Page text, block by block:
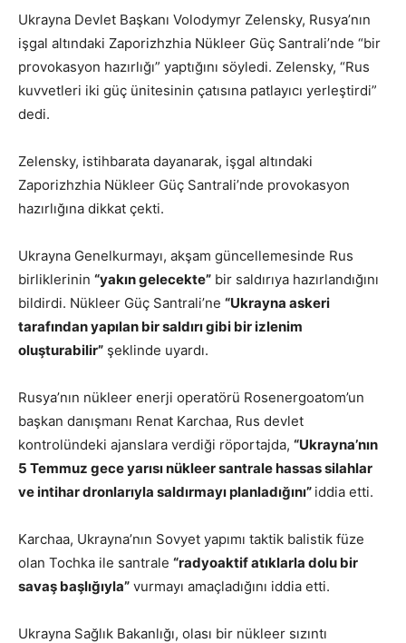
Ukrayna Devlet Başkanı Volodymyr Zelensky, Rusya’nın
işgal altındaki Zaporizhzhia Nükleer Güç Santrali’nde “bir
provokasyon hazırlığı” yaptığını söyledi. Zelensky, “Rus
kuvvetleri iki güç ünitesinin çatısına patlayıcı yerleştirdi”
dedi.
Zelensky, istihbarata dayanarak, işgal altındaki
Zaporizhzhia Nükleer Güç Santrali’nde provokasyon
hazırlığına dikkat çekti.
Ukrayna Genelkurmayı, akşam güncellemesinde Rus
birliklerinin “yakın gelecekte” bir saldırıya hazırlandığını
bildirdi. Nükleer Güç Santrali’ne “Ukrayna askeri
tarafından yapılan bir saldırı gibi bir izlenim
oluşturabilir” şeklinde uyardı.
Rusya’nın nükleer enerji operatörü Rosenergoatom’un
başkan danışmanı Renat Karchaa, Rus devlet
kontrolündeki ajanslara verdiği röportajda, “Ukrayna’nın
5 Temmuz gece yarısı nükleer santrale hassas silahlar
ve intihar dronlarıyla saldırmayı planladığını” iddia etti.
Karchaa, Ukrayna’nın Sovyet yapımı taktik balistik füze
olan Tochka ile santrale “radyoaktif atıklarla dolu bir
savaş başlığıyla” vurmayı amaçladığını iddia etti.
Ukrayna Sağlık Bakanlığı, olası bir nükleer sızıntı